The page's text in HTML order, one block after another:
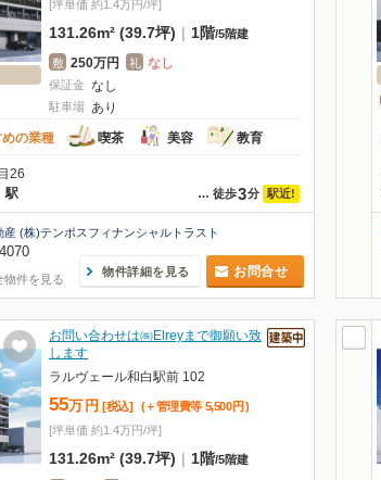
[坪単価 約1.4万円/坪]
131.26m² (39.7坪) | 1階/5階建
敷 250万円 礼 なし
保証金 なし
駐車場 あり
の業種
喫茶 美容 教育
26
… 徒歩3分 駅近!
駅
産 (株)テンポスフィナンシャルトラスト
物件を見る
物件詳細を見る お問合せ
お問い合わせは㈱Elreyまで御願い致
します
ラルヴェール和白駅前 102
55万 円 [税込] (＋管理費等 5,500 円 )
[坪単価 約1.4万円/坪]
131.26m² (39.7坪) | 1階/5階建